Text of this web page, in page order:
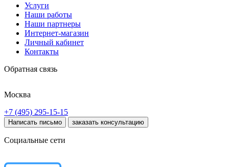
Услуги
Наши работы
Наши партнеры
Интернет-магазин
Личный кабинет
Контакты
Обратная связь
Москва
+7 (495) 295-15-15
Написать письмо заказать консультацию
Социальные сети